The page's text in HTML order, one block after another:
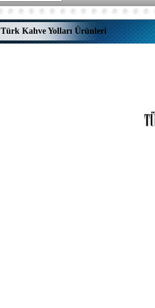
Türk Kahve Yolları Ürünleri